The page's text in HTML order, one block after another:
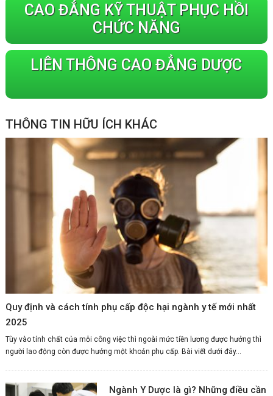
CAO ĐẲNG KỸ THUẬT PHỤC HỒI
CHỨC NĂNG
LIÊN THÔNG CAO ĐẲNG DƯỢC
THÔNG TIN HỮU ÍCH KHÁC
Quy định và cách tính phụ cấp độc hại ngành y tế mới nhất
2025
Tùy vào tính chất của mỗi công việc thì ngoài mức tiền lương được hưởng thì
người lao động còn được hưởng một khoản phụ cấp. Bài viết dưới đây...
Ngành Y Dược là gì? Những điều cần